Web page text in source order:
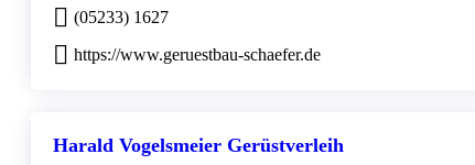
(05233) 1627
https://www.geruestbau-schaefer.de
Harald Vogelsmeier Gerüstverleih